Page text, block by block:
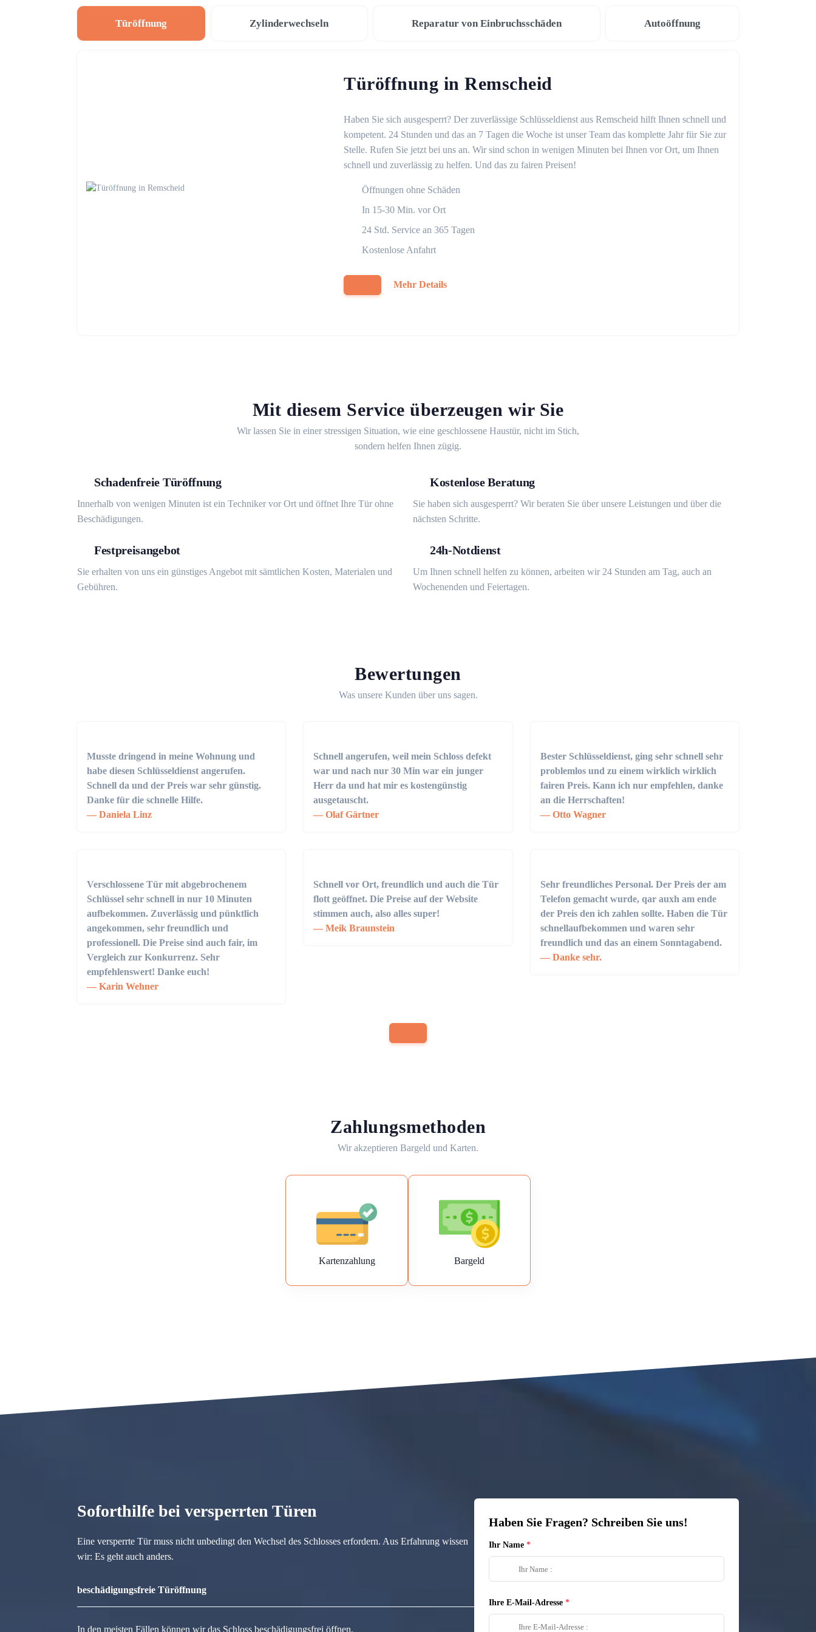
Türöffnung Zylinderwechseln Reparatur von Einbruchsschäden Autoöffnung
Türöffnung in Remscheid
Haben Sie sich ausgesperrt? Der zuverlässige Schlüsseldienst aus Remscheid hilft Ihnen schnell und
kompetent. 24 Stunden und das an 7 Tagen die Woche ist unser Team das komplette Jahr für Sie zur
Stelle. Rufen Sie jetzt bei uns an. Wir sind schon in wenigen Minuten bei Ihnen vor Ort, um Ihnen
schnell und zuverlässig zu helfen. Und das zu fairen Preisen!
Öffnungen ohne Schäden
In 15-30 Min. vor Ort
24 Std. Service an 365 Tagen
Kostenlose Anfahrt
Mehr Details
Mit diesem Service überzeugen wir Sie
Wir lassen Sie in einer stressigen Situation, wie eine geschlossene Haustür, nicht im Stich,
sondern helfen Ihnen zügig.
Schadenfreie Türöffnung
Innerhalb von wenigen Minuten ist ein Techniker vor Ort und öffnet Ihre Tür ohne
Beschädigungen.
Kostenlose Beratung
Sie haben sich ausgesperrt? Wir beraten Sie über unsere Leistungen und über die
nächsten Schritte.
Festpreisangebot
Sie erhalten von uns ein günstiges Angebot mit sämtlichen Kosten, Materialen und
Gebühren.
24h-Notdienst
Um Ihnen schnell helfen zu können, arbeiten wir 24 Stunden am Tag, auch an
Wochenenden und Feiertagen.
Bewertungen
Was unsere Kunden über uns sagen.
Musste dringend in meine Wohnung und
habe diesen Schlüsseldienst angerufen.
Schnell da und der Preis war sehr günstig.
Danke für die schnelle Hilfe.
Daniela Linz
Schnell angerufen, weil mein Schloss defekt
war und nach nur 30 Min war ein junger
Herr da und hat mir es kostengünstig
ausgetauscht.
Olaf Gärtner
Bester Schlüsseldienst, ging sehr schnell sehr
problemlos und zu einem wirklich wirklich
fairen Preis. Kann ich nur empfehlen, danke
an die Herrschaften!
Otto Wagner
Verschlossene Tür mit abgebrochenem
Schlüssel sehr schnell in nur 10 Minuten
aufbekommen. Zuverlässig und pünktlich
angekommen, sehr freundlich und
professionell. Die Preise sind auch fair, im
Vergleich zur Konkurrenz. Sehr
empfehlenswert! Danke euch!
Karin Wehner
Schnell vor Ort, freundlich und auch die Tür
flott geöffnet. Die Preise auf der Website
stimmen auch, also alles super!
Meik Braunstein
Sehr freundliches Personal. Der Preis der am
Telefon gemacht wurde, qar auxh am ende
der Preis den ich zahlen sollte. Haben die Tür
schnellaufbekommen und waren sehr
freundlich und das an einem Sonntagabend.
Danke sehr.
Zahlungsmethoden
Wir akzeptieren Bargeld und Karten.
Kartenzahlung Bargeld
Soforthilfe bei versperrten Türen
Eine versperrte Tür muss nicht unbedingt den Wechsel des Schlosses erfordern. Aus Erfahrung wissen
wir: Es geht auch anders.
beschädigungsfreie Türöffnung
In den meisten Fällen können wir das Schloss beschädigungsfrei öffnen.
Haben Sie Fragen? Schreiben Sie uns!
Ihr Name
Ihre E-Mail-Adresse